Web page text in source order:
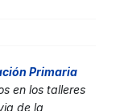
Primaria
en los talleres
de la